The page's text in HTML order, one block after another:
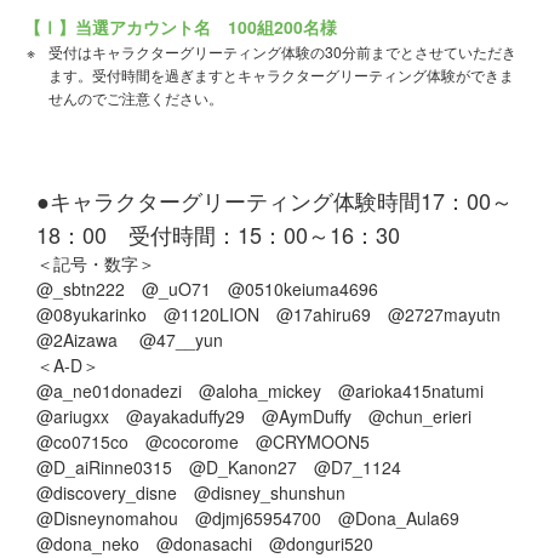
【Ⅰ】当選アカウント名 100組200名様
受付はキャラクターグリーティング体験の30分前までとさせていただき
ます。受付時間を過ぎますとキャラクターグリーティング体験ができま
せんのでご注意ください。
●キャラクターグリーティング体験時間17：00～
18：00 受付時間：15：00～16：30
＜記号・数字＞
@_sbtn222 @_uO71 @0510keiuma4696
@08yukarinko @1120LION @17ahiru69 @2727mayutn
@2Aizawa @47__yun
＜A-D＞
@a_ne01donadezi @aloha_mickey @arioka415natumi
@ariugxx @ayakaduffy29 @AymDuffy @chun_erieri
@co0715co @cocorome @CRYMOON5
@D_aiRinne0315 @D_Kanon27 @D7_1124
@discovery_disne @disney_shunshun
@Disneynomahou @djmj65954700 @Dona_Aula69
@dona_neko @donasachi @donguri520